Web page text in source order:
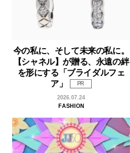
今の私に、そして未来の私に。
【シャネル】が贈る、永遠の絆
を形にする「ブライダルフェ
ア」
PR
2026.07.24
FASHION